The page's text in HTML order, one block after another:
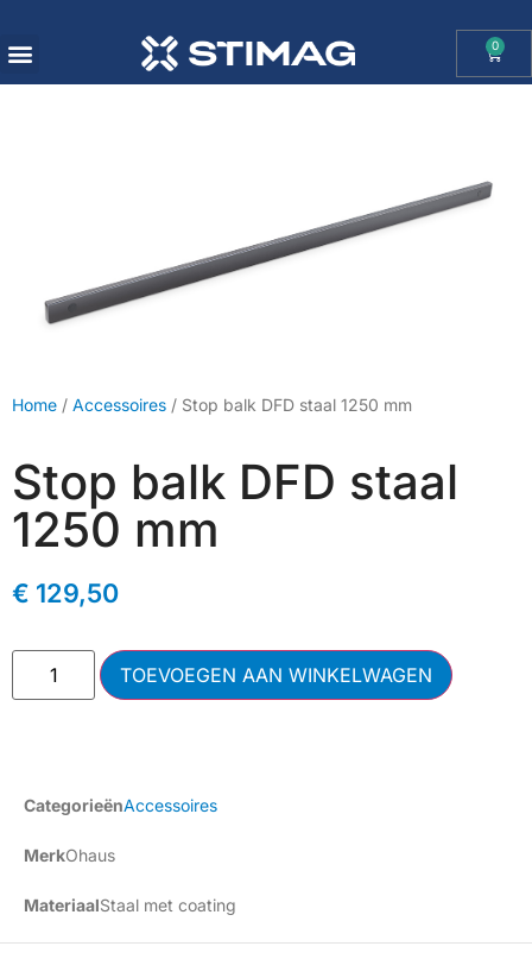
0
Home / Accessoires / Stop balk DFD staal 1250 mm
Stop balk DFD staal
1250 mm
€ 129,50
TOEVOEGEN AAN WINKELWAGEN
CategorieënAccessoires
MerkOhaus
MateriaalStaal met coating